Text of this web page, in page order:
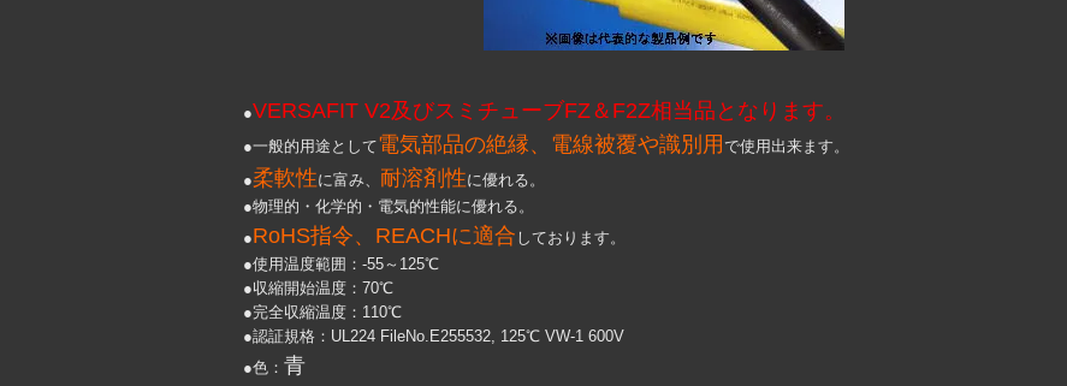
●VERSAFIT V2及びスミチューブFZ＆F2Z相当品となります。
●一般的用途として電気部品の絶縁、電線被覆や識別用 で使用出来ます。
●柔軟性に富み、 耐溶剤性に優れる。
●物理的・化学的・電気的性能に優れる。
●RoHS指令、REACHに適合 しております。
●使用温度範囲：-55～125℃
●収縮開始温度：70℃
●完全収縮温度：110℃
●認証規格：UL224 FileNo.E255532, 125℃ VW-1 600V
●色： 青